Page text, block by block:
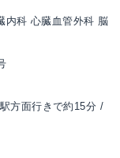
内科 心臓血管外科 脳
方面行きで約15分 /